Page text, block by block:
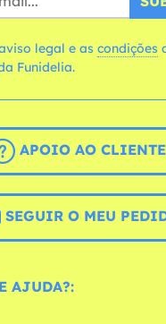
legal e as condições
Funidelia.
APOIO AO CLIENTE
SEGUIR O MEU
AJUDA?: